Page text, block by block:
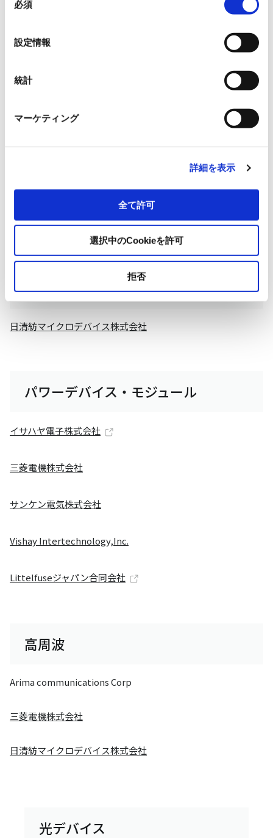
必須
設定情報
統計
マーケティング
詳細を表示
全て許可
選択中のCookieを許可
拒否
Allegro MicroSystems, Inc.
イサハヤ電子株式会社
日本ライトン株式会社
日清紡マイクロデバイス株式会社
サンケン電気株式会社
デジアナ混載
日清紡マイクロデバイス株式会社
パワーデバイス・モジュール
イサハヤ電子株式会社
三菱電機株式会社
サンケン電気株式会社
Vishay Intertechnology,Inc.
Littelfuseジャパン合同会社
高周波
Arima communications Corp
三菱電機株式会社
日清紡マイクロデバイス株式会社
光デバイス